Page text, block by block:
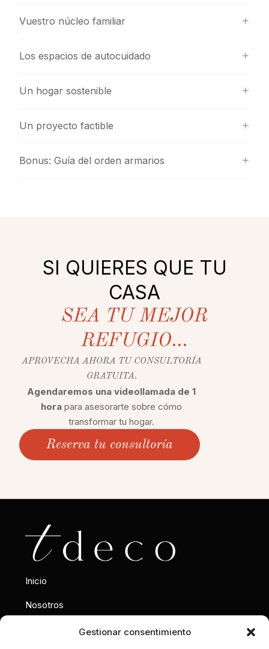
Gestionar consentimiento
Vuestro núcleo familiar
Los espacios de autocuidado
Un hogar sostenible
Un proyecto factible
Bonus: Guía del orden armarios
SI QUIERES QUE TU
CASA
SEA TU MEJOR
REFUGIO...
APROVECHA AHORA TU CONSULTORÍA
GRATUITA.
Agendaremos una videollamada de 1
hora para asesorarte sobre cómo
transformar tu hogar.
Reserva tu consultoría
Inicio
Nosotros